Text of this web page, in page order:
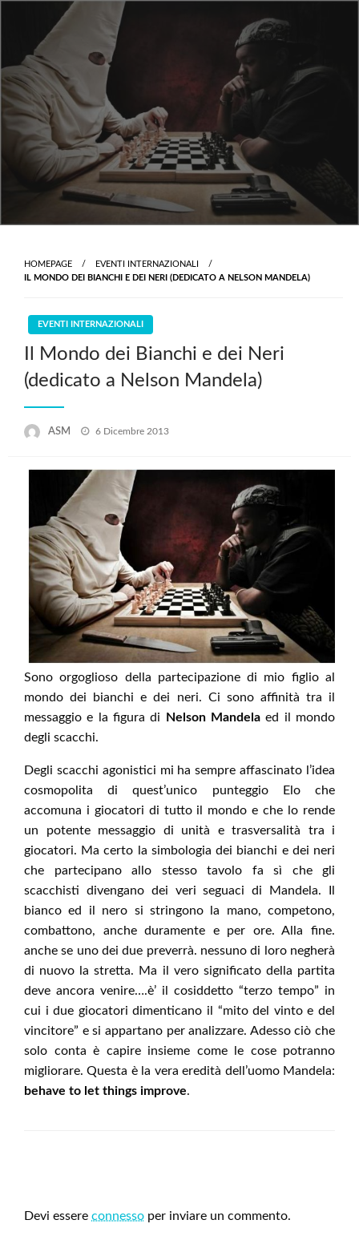
content
HOMEPAGE
EVENTI INTERNAZIONALI
IL MONDO DEI BIANCHI E DEI NERI (DEDICATO A NELSON MANDELA)
EVENTI INTERNAZIONALI
Il Mondo dei Bianchi e dei Neri
(dedicato a Nelson Mandela)
ASM
Posted
6 Dicembre 2013
Sono orgoglioso della partecipazione di mio figlio al
mondo dei bianchi e dei neri. Ci sono affinità tra il
messaggio e la figura di
Nelson Mandelaed il mondo
degli scacchi.
Degli scacchi agonistici mi ha sempre affascinato l’idea
cosmopolita di quest’unico punteggio Elo che
accomuna i giocatori di tutto il mondo e che lo rende
un potente messaggio di unità e trasversalità tra i
giocatori. Ma certo la simbologia dei bianchi e dei neri
che partecipano allo stesso tavolo fa sì che gli
scacchisti divengano dei veri seguaci di Mandela. Il
bianco ed il nero si stringono la mano, competono,
combattono, anche duramente e per ore. Alla fine.
anche se uno dei due preverrà. nessuno di loro negherà
di nuovo la stretta. Ma il vero significato della partita
deve ancora venire….è’ il cosiddetto “terzo tempo” in
cui i due giocatori dimenticano il “mito del vinto e del
vincitore” e si appartano per analizzare. Adesso ciò che
solo conta è capire insieme come le cose potranno
migliorare. Questa è la vera eredità dell’uomo Mandela:
behave to let things improve.
Devi essere connesso per inviare un commento.